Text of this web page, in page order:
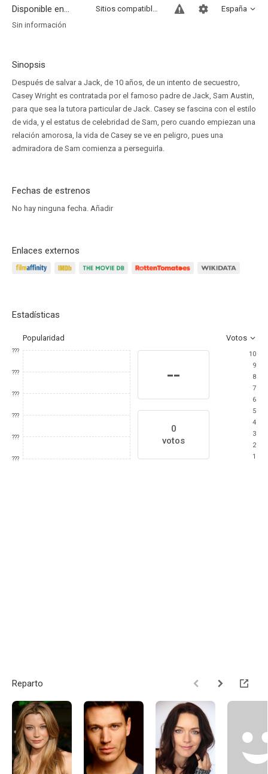
Disponible en... España
Sitios compatibles
Sin información
Sinopsis
Después de salvar a Jack, de 10 años, de un intento de secuestro,
Casey Wright es contratada por el famoso padre de Jack, Sam Austin,
para que sea la tutora particular de Jack. Casey se fascina con el estilo
de vida, y el estatus de celebridad de Sam, pero cuando empiezan una
relación amorosa, la vida de Casey se ve en peligro, pues una
admiradora de Sam comienza a perseguirla.
Fechas de estrenos
No hay ninguna fecha. Añadir
Enlaces externos
Estadísticas
Popularidad Votos
???
???
???
???
???
???
--
0
votos
10
9
8
7
6
5
4
3
2
1
Reparto